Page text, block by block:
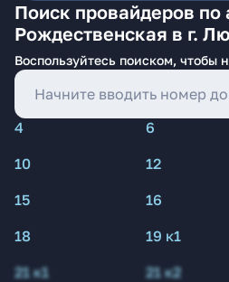
Поиск провайдеров по
Рождественская в г.
Воспользуйтесь поиском, чтобы
4 6
10
12
15
16
18
19 к1
21 к1
21 к2